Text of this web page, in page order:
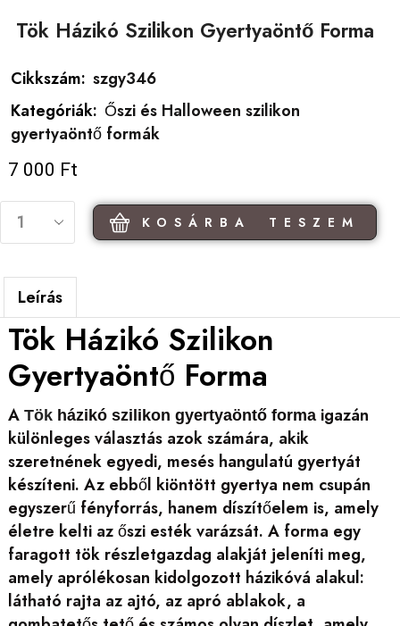
Tök Házikó Szilikon Gyertyaöntő Forma
Cikkszám: szgy346
Kategóriák: Őszi és Halloween szilikon
gyertyaöntő formák
7 000 Ft
KOSÁRBA TESZEM
Leírás
Tök Házikó Szilikon
Gyertyaöntő Forma
A Tökházikó szilikon gyertyaöntő formaigazán
különleges választás azok számára, akik
szeretnének egyedi, mesés hangulatú gyertyát
készíteni. Az ebből kiöntött gyertya nem csupán
egyszerű fényforrás, hanem díszítőelem is, amely
életre kelti az őszi esték varázsát. A forma egy
faragott tök részletgazdag alakját jeleníti meg,
amely aprólékosan kidolgozott házikóvá alakul:
látható rajta az ajtó, az apró ablakok, a